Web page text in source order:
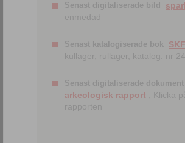
Senast digitaliserade bild
enmedad
Senast katalogiserade bok
kullager, rullager, katalog. nr
Senast digitaliserade dokument
arkeologisk rapport ; Klicka
rapporten